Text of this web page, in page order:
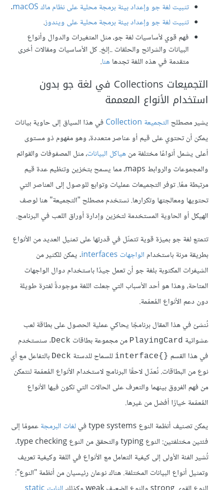
تثبيت لغة جو وإعداد بيئة برمجة محلية على نظام ماك macOS
.
تثبيت لغة جو وإعداد بيئة برمجة محلية على ويندوز.
فهم قوي لأساسيات لغة جو، مثل المتغيرات والدوال وأنواع
البيانات والشرائح والحلقات ..إلخ. كل الأساسيات ومقالات أخرى
متقدمة في هذه اللغة تجدهاهنا.
التجميعات Collections في لغة جو بدون
استخدام الأنواع المعممة
يشير مصطلح التجميعة Collection
في هذا السياق إلى حاوية بيانات
يمكن أن تحتوي على قيم أو عناصر متعددة، وهو مفهوم ذو مستوى
أعلى يشمل أنواعًا مختلفة منهياكل البيانات، مثل المصفوفات والقوائم
والمجموعات والروابط maps، مما يسمح بتخزين وتنظيم عدة قيم
مرتبطة معًا. توفر التجميعات عمليات وتوابع للوصول إلى العناصر التي
تحتويها ومعالجتها وتكرارها. نستخدم مصطلح "التجميعة" هنا لوصف
الهيكل أو الحاوية المستخدمة لتخزين وإدارة أوراق اللعب في البرنامج.
تتمتع لغة جو بميزة قوية تتمثّل في قدرتها على تمثيل العديد من الأنواع
بطريقة مرنة باستخدام الواجهات interfaces
. يمكن للكثير من
الشيفرات المكتوبة بلغة جو أن تعمل جيدًا باستخدام دوال الواجهات
المتاحة، وهذا هو أحد الأسباب التي جعلت اللغة موجودةً لفترة طويلة
دون دعم الأنواع المُعمّمة.
نُنشئ في هذا المقال برنامجًا يحاكي عملية الحصول على بطاقة لعب
عشوائية PlayingCard من مجموعة بطاقات Deck. سنستخدم
في هذا القسم {}interface للسماح للدستة Deck بالتفاعل مع أي
نوع من البطاقات. نُعدّل لاحقًا البرنامج لاستخدام الأنواع المُعمّمة لنتمكن
من فهم الفروق بينهما والتعرف على الحالات التي تكون فيها الأنواع
المُعمّمة خيارًا أفضل من غيرها.
يمكن تصنيف أنظمة النوع type systems في
لغات البرمجةعمومًا إلى
فئتين مختلفتين: النوع typing والتحقق من النوع type checking.
تُشير الفئة الأولى إلى كيفية التعامل مع الأنواع في اللغة وكيفية تعريف
وتمثيل أنواع البيانات المختلفة. هناك نوعان رئيسيان من أنظمة "النوع":